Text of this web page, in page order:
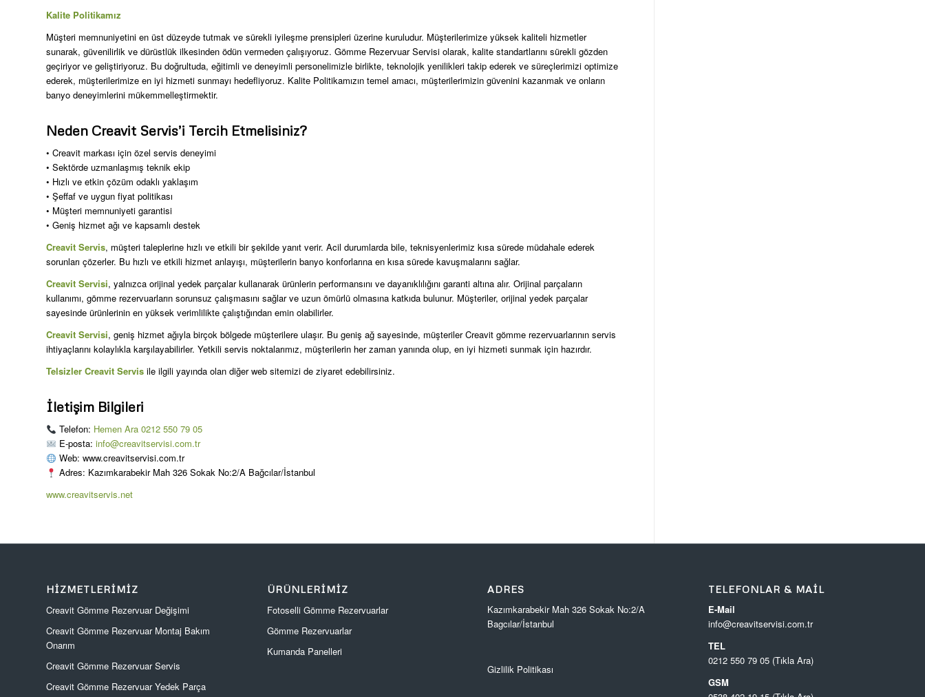
Kalite Politikamız
Müşteri memnuniyetini en üst düzeyde tutmak ve sürekli iyileşme prensipleri üzerine kuruludur. Müşterilerimize yüksek kaliteli hizmetler
sunarak, güvenilirlik ve dürüstlük ilkesinden ödün vermeden çalışıyoruz. Gömme Rezervuar Servisi olarak, kalite standartlarını sürekli gözden
geçiriyor ve geliştiriyoruz. Bu doğrultuda, eğitimli ve deneyimli personelimizle birlikte, teknolojik yenilikleri takip ederek ve süreçlerimizi optimize
ederek, müşterilerimize en iyi hizmeti sunmayı hedefliyoruz. Kalite Politikamızın temel amacı, müşterilerimizin güvenini kazanmak ve onların
banyo deneyimlerini mükemmelleştirmektir.
Neden Creavit Servis’i Tercih Etmelisiniz?
• Creavit markası için özel servis deneyimi
• Sektörde uzmanlaşmış teknik ekip
• Hızlı ve etkin çözüm odaklı yaklaşım
• Şeffaf ve uygun fiyat politikası
• Müşteri memnuniyeti garantisi
• Geniş hizmet ağı ve kapsamlı destek
Creavit Servis, müşteri taleplerine hızlı ve etkili bir şekilde yanıt verir. Acil durumlarda bile, teknisyenlerimiz kısa sürede müdahale ederek
sorunları çözerler. Bu hızlı ve etkili hizmet anlayışı, müşterilerin banyo konforlarına en kısa sürede kavuşmalarını sağlar.
Creavit Servisi, yalnızca orijinal yedek parçalar kullanarak ürünlerin performansını ve dayanıklılığını garanti altına alır. Orijinal parçaların
kullanımı, gömme rezervuarların sorunsuz çalışmasını sağlar ve uzun ömürlü olmasına katkıda bulunur. Müşteriler, orijinal yedek parçalar
sayesinde ürünlerinin en yüksek verimlilikte çalıştığından emin olabilirler.
Creavit Servisi, geniş hizmet ağıyla birçok bölgede müşterilere ulaşır. Bu geniş ağ sayesinde, müşteriler Creavit gömme rezervuarlarının servis
ihtiyaçlarını kolaylıkla karşılayabilirler. Yetkili servis noktalarımız, müşterilerin her zaman yanında olup, en iyi hizmeti sunmak için hazırdır.
Telsizler Creavit Servis ile ilgili yayında olan diğer web sitemizi de ziyaret edebilirsiniz.
İletişim Bilgileri
Telefon: Hemen Ara 0212 550 79 05
E-posta: info@creavitservisi.com.tr
Web: www.creavitservisi.com.tr
Adres: Kazımkarabekir Mah 326 Sokak No:2/A Bağcılar/İstanbul
www.creavitservis.net
HIZMETLERIMIZ
Creavit Gömme Rezervuar Değişimi
Creavit Gömme Rezervuar Montaj Bakım
Onarım
Creavit Gömme Rezervuar Servis
Creavit Gömme Rezervuar Yedek Parça
ÜRÜNLERIMIZ
Fotoselli Gömme Rezervuarlar
Gömme Rezervuarlar
Kumanda Panelleri
ADRES
Kazımkarabekir Mah 326 Sokak No:2/A
Bagcılar/İstanbul
Gizlilik Politikası
TELEFONLAR & MAIL
E-Mail
info@creavitservisi.com.tr
TEL
0212 550 79 05 (Tıkla Ara)
GSM